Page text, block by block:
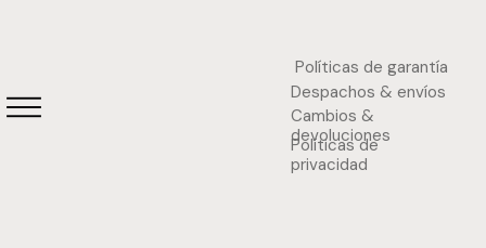
Políticas de garantía
Despachos & envíos
Cambios &
devoluciones
Políticas de
privacidad